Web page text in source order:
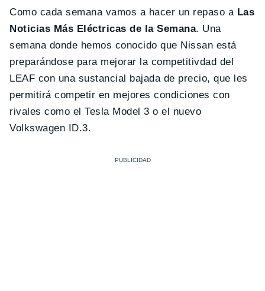
Como cada semana vamos a hacer un repaso a Las
Noticias Más Eléctricas de la Semana. Una
semana donde hemos conocido que Nissan está
preparándose para mejorar la competitivdad del
LEAF con una sustancial bajada de precio, que les
permitirá competir en mejores condiciones con
rivales como el Tesla Model 3 o el nuevo
Volkswagen ID.3.